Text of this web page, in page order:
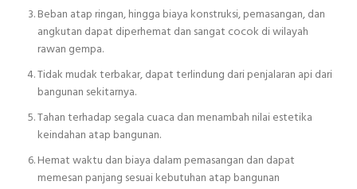
Beban atap ringan, hingga biaya konstruksi, pemasangan, dan
angkutan dapat diperhemat dan sangat cocok di wilayah
rawan gempa.
Tidak mudak terbakar, dapat terlindung dari penjalaran api dari
bangunan sekitarnya.
Tahan terhadap segala cuaca dan menambah nilai estetika
keindahan atap bangunan.
Hemat waktu dan biaya dalam pemasangan dan dapat
memesan panjang sesuai kebutuhan atap bangunan